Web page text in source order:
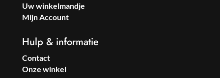
Uw winkelmandje
Mijn Account
Hulp & informatie
Contact
Onze winkel